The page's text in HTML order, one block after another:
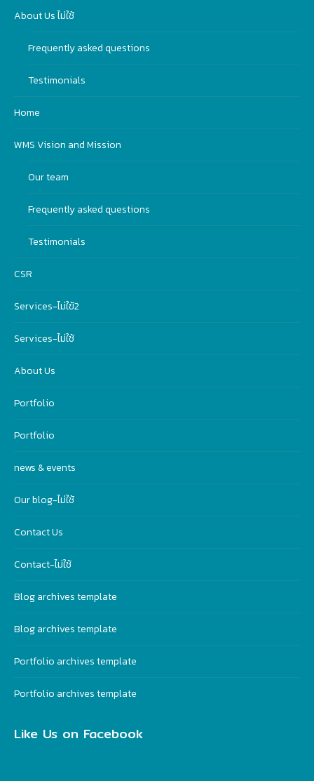
About Us ไม่ใช้
Frequently asked questions
Testimonials
Home
WMS Vision and Mission
Our team
Frequently asked questions
Testimonials
CSR
Services-ไม่ใฃ้2
Services-ไม่ใช้
About Us
Portfolio
Portfolio
news & events
Our blog-ไม่ใช้
Contact Us
Contact-ไม่ใช้
Blog archives template
Blog archives template
Portfolio archives template
Portfolio archives template
Like Us on Facebook